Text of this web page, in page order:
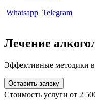
Whatsapp Telegram
Лечение
Эффективные методики
Оставить заявку
Стоимость услуги от 2